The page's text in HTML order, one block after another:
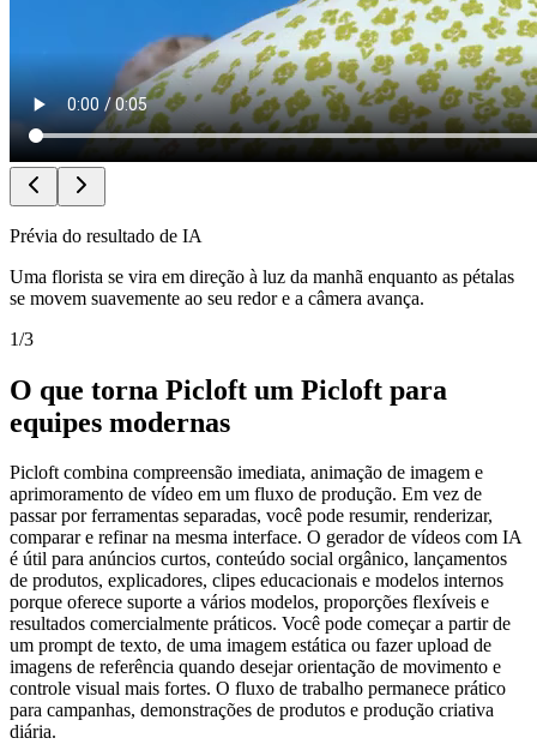
Prévia do resultado de IA
Uma florista se vira em direção à luz da manhã enquanto as pétalas
se movem suavemente ao seu redor e a câmera avança.
1/3
O que torna Picloft um Picloft para
equipes modernas
Picloft combina compreensão imediata, animação de imagem e
aprimoramento de vídeo em um fluxo de produção. Em vez de
passar por ferramentas separadas, você pode resumir, renderizar,
comparar e refinar na mesma interface. O gerador de vídeos com IA
é útil para anúncios curtos, conteúdo social orgânico, lançamentos
de produtos, explicadores, clipes educacionais e modelos internos
porque oferece suporte a vários modelos, proporções flexíveis e
resultados comercialmente práticos. Você pode começar a partir de
um prompt de texto, de uma imagem estática ou fazer upload de
imagens de referência quando desejar orientação de movimento e
controle visual mais fortes. O fluxo de trabalho permanece prático
para campanhas, demonstrações de produtos e produção criativa
diária.